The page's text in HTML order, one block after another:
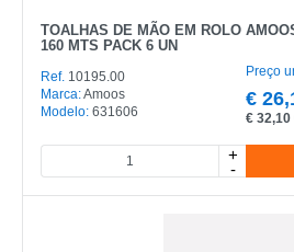
TOALHAS DE MÃO EM ROLO
160 MTS PACK 6 UN
Ref. 10195.00
Marca:Amoos
Modelo: 631606
Preço
€
€ 32,10
+
-